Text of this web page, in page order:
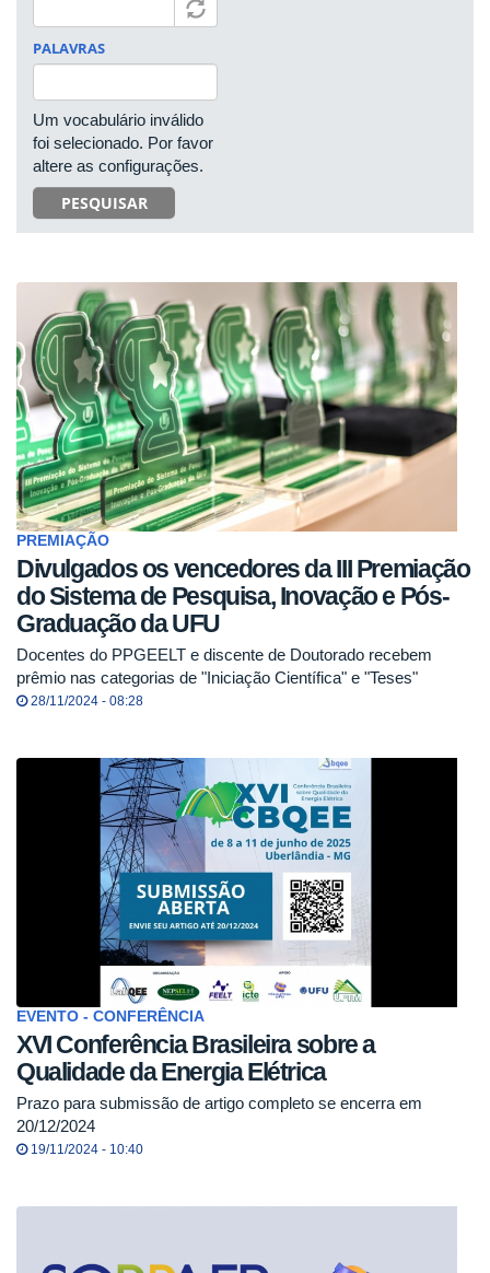
PALAVRAS
Um vocabulário inválido
foi selecionado. Por favor
altere as configurações.
PESQUISAR
PREMIAÇÃO
Divulgados os vencedores da III Premiação
do Sistema de Pesquisa, Inovação e Pós-
Graduação da UFU
Docentes do PPGEELT e discente de Doutorado recebem
prêmio nas categorias de "Iniciação Científica" e "Teses"
28/11/2024 - 08:28
EVENTO - CONFERÊNCIA
XVI Conferência Brasileira sobre a
Qualidade da Energia Elétrica
Prazo para submissão de artigo completo se encerra em
20/12/2024
19/11/2024 - 10:40